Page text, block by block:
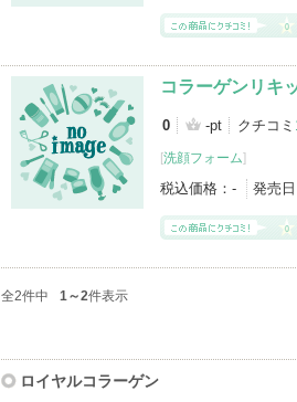
コラーゲンリキ
0 -pt クチコミ
[洗顔フォーム]
税込価格： - 発売日
全2件中 1～2件表示
ロイヤルコラーゲン